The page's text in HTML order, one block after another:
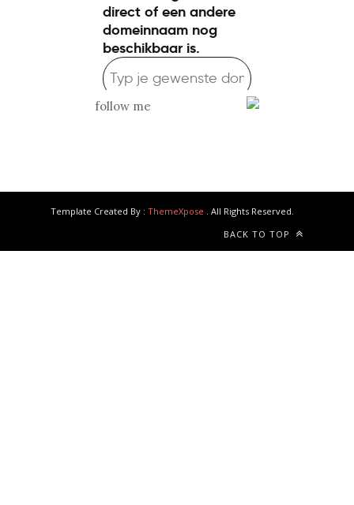
follow me
Template Created By : ThemeXpose
. All Rights Reserved.
BACK TO TOP